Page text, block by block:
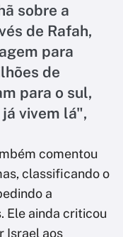
sobre a
de Rafah,
para
de
para o sul,
vivem lá",
comentou
classificando o
a
Ele ainda criticou
Israel aos